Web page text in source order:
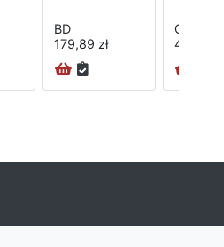
BD
179,89 zł
CD
49,89 zł